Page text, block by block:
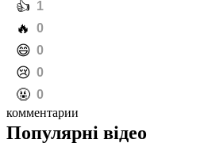
️👍 1
️🔥 0
️😄 0
️😢 0
️🤬 0
комментарии